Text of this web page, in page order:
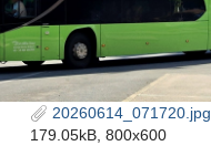
20260614_071720.jpg
179.05kB, 800x600